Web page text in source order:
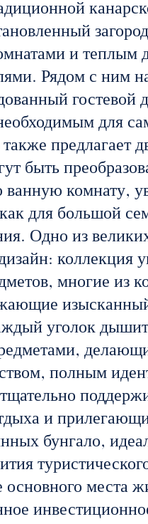
и теплым
Рядом с ним
для
предлагает
быть
комнату,
для большой
Одно из
коллекция
многие из
уголок
полным
и
бунгало,
основного места